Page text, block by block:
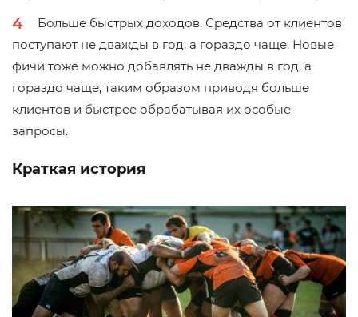
Больше быстрых доходов. Средства от клиентов
поступают не дважды в год, а гораздо чаще. Новые
фичи тоже можно добавлять не дважды в год, а
гораздо чаще, таким образом приводя больше
клиентов и быстрее обрабатывая их особые
запросы.
Краткая история